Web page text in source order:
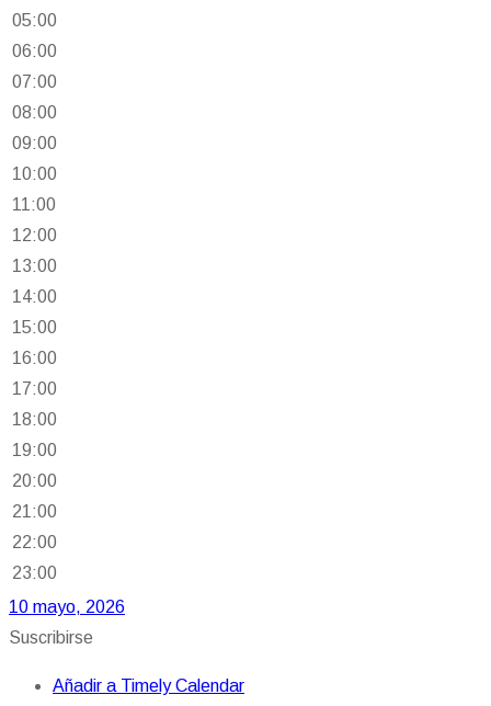
05:00
06:00
07:00
08:00
09:00
10:00
11:00
12:00
13:00
14:00
15:00
16:00
17:00
18:00
19:00
20:00
21:00
22:00
23:00
10 mayo, 2026
Suscribirse
Añadir a Timely Calendar